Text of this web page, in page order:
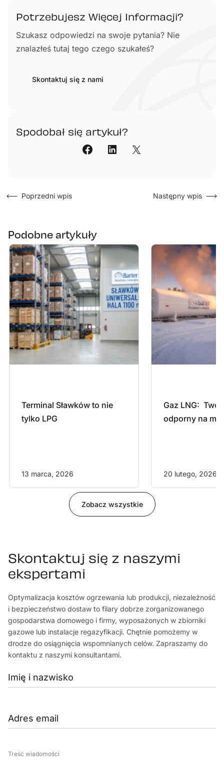
Potrzebujesz Więcej Informacji?
Szukasz odpowiedzi na swoje pytania? Nie
znalazłeś tutaj tego czego szukałeś?
Skontaktuj się z nami
Spodobał się artykuł?​
Poprzedni wpis Następny wpis
Podobne artykuły
Terminal Sławków to nie
tylko LPG
13 marca, 2026
Gaz LNG:
odporny na
20 lutego, 2026
Zobacz wszystkie
Skontaktuj się z naszymi
ekspertami
Optymalizacja kosztów ogrzewania lub produkcji, niezależność
i bezpieczeństwo dostaw to filary dobrze zorganizowanego
gospodarstwa domowego i firmy, wyposażonych w zbiorniki
gazowe lub instalacje regazyfikacji. Chętnie pomożemy w
drodze do osiągnięcia wspomnianych celów. Zapraszamy do
kontaktu z naszymi konsultantami.
Treść wiadomości